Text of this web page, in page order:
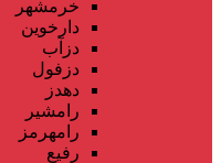
خرمشهر
دارخوین
دزآب
دزفول
دهدز
رامشیر
رامهرمز
رفیع